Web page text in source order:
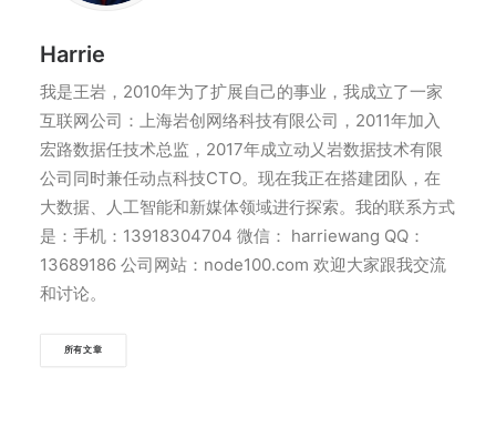
Harrie
我是王岩，2010年为了扩展自己的事业，我成立了一家
互联网公司：上海岩创网络科技有限公司，2011年加入
宏路数据任技术总监，2017年成立动乂岩数据技术有限
公司同时兼任动点科技CTO。现在我正在搭建团队，在
大数据、人工智能和新媒体领域进行探索。我的联系方式
是：手机：13918304704 微信： harriewang QQ：
13689186 公司网站：node100.com 欢迎大家跟我交流
和讨论。
所有文章